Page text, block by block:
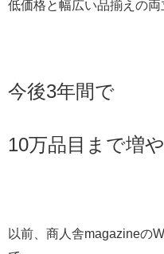
低価格と幅広い品揃えの両
今後3年間で
10万品目まで増や
以前、商人舎magazineの